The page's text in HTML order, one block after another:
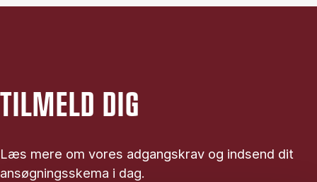
TILMELD DIG
Læs mere om vores adgangskrav og indsend dit
ansøgningsskema i dag.